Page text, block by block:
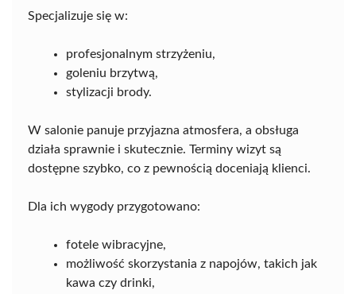
Specjalizuje się w:
profesjonalnym strzyżeniu,
goleniu brzytwą,
stylizacji brody.
W salonie panuje przyjazna atmosfera, a obsługa
działa sprawnie i skutecznie. Terminy wizyt są
dostępne szybko, co z pewnością doceniają klienci.
Dla ich wygody przygotowano:
fotele wibracyjne,
możliwość skorzystania z napojów, takich jak
kawa czy drinki,